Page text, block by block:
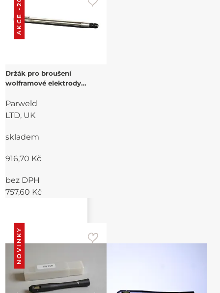
AKCE -20%
Držák pro broušení
wolframové elektrody
Parweld
LTD, UK
skladem
916,70 Kč
bez DPH
757,60 Kč
NOVINKY